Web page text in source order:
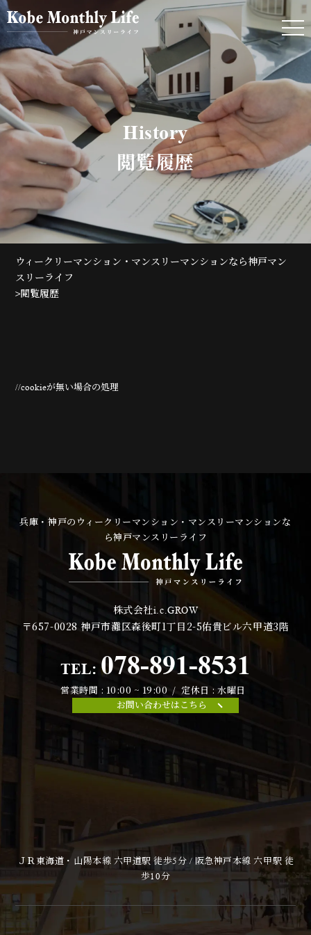
history
閲覧履歴
ウィークリーマンション・マンスリーマンションなら神戸マン
スリーライフ
>閲覧履歴
//cookieが無い場合の処理
兵庫・神戸のウィークリーマンション・マンスリーマンションな
ら神戸マンスリーライフ
株式会社i.c.GROW
〒657-0028神戸市灘区森後町1丁目2-5佑貴ビル六甲道3階
TEL: 078-891-8531
営業時間 : 10:00 ~ 19:00 / 定休日 : 水曜日
お問い合わせはこちら
ＪＲ東海道・山陽本線 六甲道駅 徒歩5分 / 阪急神戸本線 六甲駅 徒
歩10分